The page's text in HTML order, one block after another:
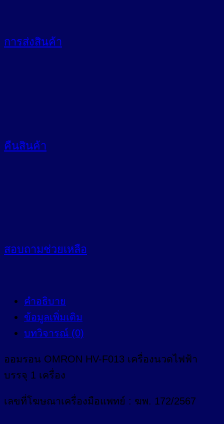
การส่งสินค้า
คืนสินค้า
สอบถามช่วยเหลือ
คำอธิบาย
ข้อมูลเพิ่มเติม
บทวิจารณ์ (0)
ออมรอน OMRON HV-F013 เครื่องนวดไฟฟ้า
บรรจุ 1 เครื่อง
เลขที่โฆษณาเครื่องมือแพทย์ : ฆพ. 172/2567